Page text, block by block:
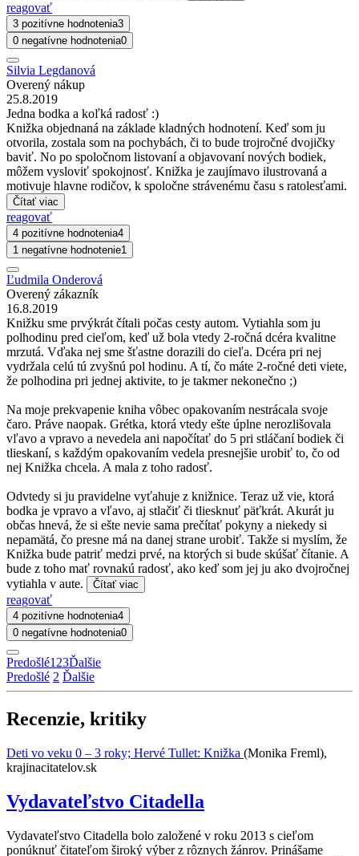
reagovať
3 pozitívne hodnotenia3
0 negatívne hodnotenia0
Silvia Legdanová
Overený nákup
25.8.2019
Jedna bodka a koľká radosť :)
Knižka objednaná na základe kladných hodnotení. Keď som ju
otvorila, zostala som na pochybách, či to bude trojročné dvojičky
baviť. No po spoločnom listovaní a objavovaní nových bodiek,
môžem vysloviť spokojnosť. Knižka je zaujímavo ilustrovaná a
motivuje hlavne rodičov, k spoločne strávenému času s ratolesťami.
Čítať viac
reagovať
4 pozitívne hodnotenia4
1 negatívne hodnotenie1
Ľudmila Onderová
Overený zákazník
16.8.2019
Knižku sme prvýkrát čítali počas cesty autom. Vytiahla som ju
polhodinu pred cieľom, keď už bola vtedy 2-ročná dcéra kvalitne
mrzutá. Vďaka nej sme šťastne dorazili do cieľa. Dcéra pri nej
vydržala celú tú zvyšnú pol hodinu. A tí, čo máte 2-ročné deti viete,
že polhodina pri jednej aktivite, to je takmer nekonečno ;)
Na moje prekvapenie kniha vôbec opakovaním nestrácala svoje
čaro. Práve naopak. Grétka, ktorá vtedy ešte úplne nerozlišovala
vľavo a vpravo a nevedela ani napočítať do 5 pri stláčaní bodiek či
tlieskaní, s každým opakovaním vedela presnejšie urobiť to, čo od
nej Knižka chcela. A mala z toho radosť.
Odvtedy si ju pravidelne vyťahuje z knižnice. Teraz už vie, ktorá
bodka je vpravo a vľavo, aj stlačiť či tliesknuť päťkrát. Akurát ju
občas hnevá, že si ešte nevie sama prečítať pokyny a niekedy si
nepamätá, čo presne má na danej strane urobiť. Takže si myslím, že
Knižka bude patriť medzi prvé, na ktorých si bude skúšať čítanie. A
bude z toho mať rovnakú radosť, ako keď som jej ju ako dvojročnej
vytiahla v aute.
Čítať viac
reagovať
4 pozitívne hodnotenia4
0 negatívne hodnotenia0
Predošlé1 23Ďalšie
Predošlé 2 Ďalšie
Recenzie, kritiky
Deti vo veku 0 – 3 roky; Hervé Tullet: Knižka (Monika Freml),
krajinacitatelov.sk
Vydavateľstvo Citadella
Vydavateľstvo Citadella bolo založené v roku 2013 s cieľom
ponúknuť čitateľom široký výber z rôznych žánrov. Prinášame